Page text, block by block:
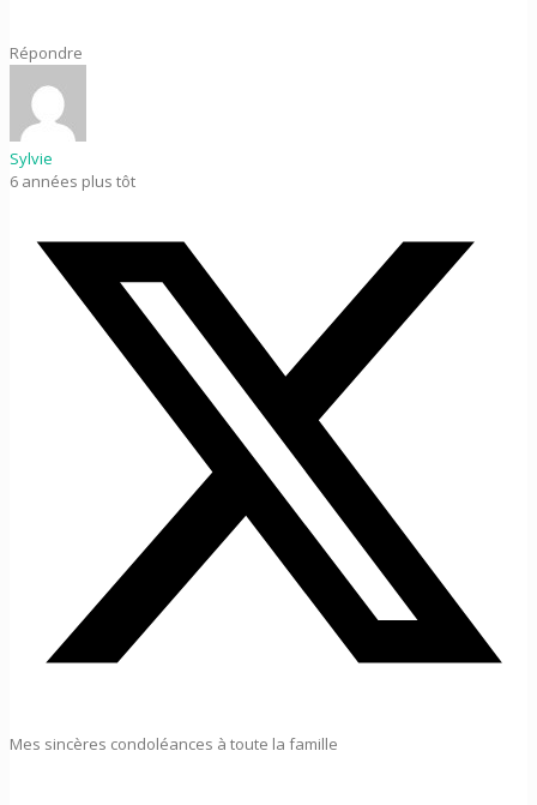
Répondre
Sylvie
6 années plus tôt
Mes sincères condoléances à toute la famille